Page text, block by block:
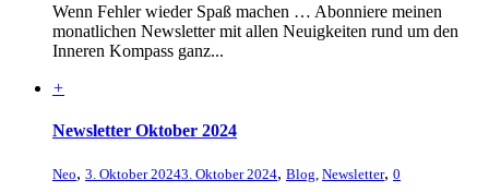
Wenn Fehler wieder Spaß machen … Abonniere meinen
monatlichen Newsletter mit allen Neuigkeiten rund um den
Inneren Kompass ganz...
+
Newsletter Oktober 2024
Neo, 3. Oktober 20243. Oktober 2024, Blog, Newsletter, 0